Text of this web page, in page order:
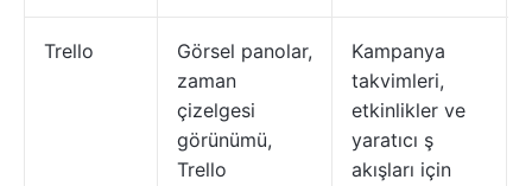
Trello
Görsel panolar,
zaman
çizelgesi
görünümü,
Trello
Kampanya
takvimleri,
etkinlikler ve
yaratıcı ş
akışları için